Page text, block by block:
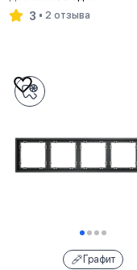
3 2 отзыва
Графит